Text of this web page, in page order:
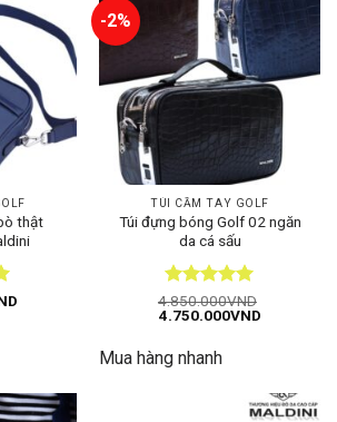
thật
-2%
TÚI CẦM TAY GOLF
Túi đựng bóng Golf 02 ngăn
da cá sấu
Được xếp
hạng55
4.850.000VND
Giá
4.850.000VND.
4.750.000VNDGiá
Mua hàng nhanh